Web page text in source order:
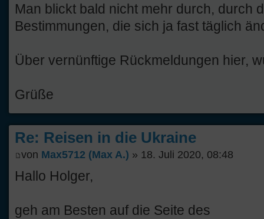
Man blickt bald nicht mehr durch, durch
Bestimmungen, die sich ja fast täglich
Über vernünftige Rückmeldungen hier,
Grüße
Re: Reisen in die Ukraine
von Max5712 (Max A.) » 18. Juli 2020, 08:48
Hallo Holger,
geh am Besten auf die Seite des